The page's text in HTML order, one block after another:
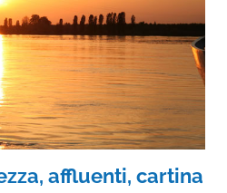
affluenti, cartina